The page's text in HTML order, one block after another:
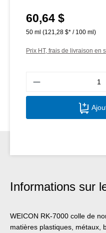
Prix régulier :
60,64 $
50 ml (121,28 $* / 100 ml)
Prix HT, frais de livraison en
Informations sur
WEICON RK-7000 colle de
matières plastiques, métaux,